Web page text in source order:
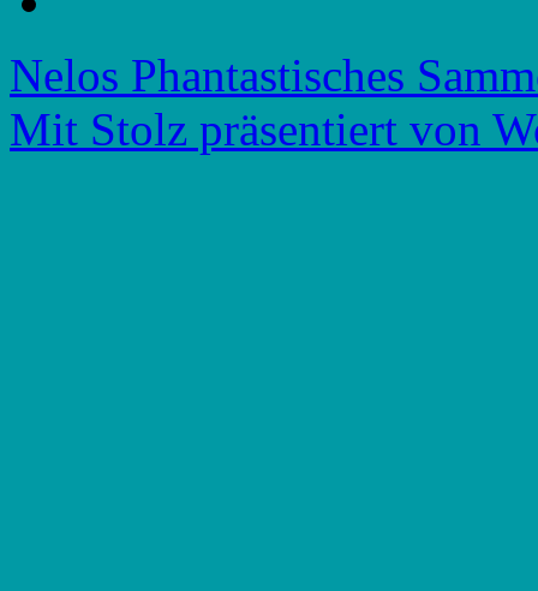
Nelos Phantastisches
Mit Stolz präsentiert von